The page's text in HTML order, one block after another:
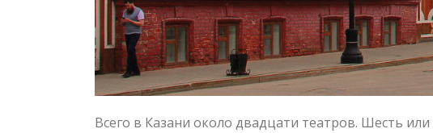
Всего в Казани около двадцати театров. Шесть